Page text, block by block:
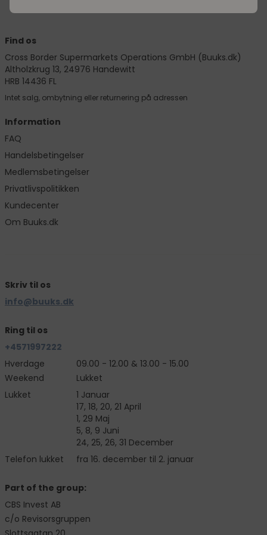
Find os
Cross Border Supermarkets Operations GmbH (Buuks.dk)
Altholzkrug 13, 24976 Handewitt
HRB 14436 FL
Intet salg, ombytning eller returnering på adressen
Information
FAQ
Handelsbetingelser
Medlemsbetingelser
Privatlivspolitikken
Kundecenter
Om Buuks.dk
Skriv til os
info@buuks.dk
Ring til os
+4571997222
Hverdage
09.00 - 12.00 & 13.00 - 15.00
Weekend
Lukket
Lukket
Telefon lukket
1 Januar
17, 18, 20, 21 April
1, 29 Maj
5, 8, 9 Juni
24, 25, 26, 31 December
fra 16. december til 2. januar
Part of the group:
CBS Invest AB
c/o Revisorsgruppen